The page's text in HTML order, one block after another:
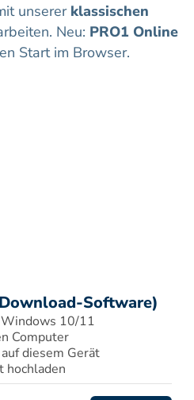
unserer klassischen
Neu: PRO1 Online
Start im Browser.
Software)
Windows 10/11
Computer
diesem Gerät
hochladen